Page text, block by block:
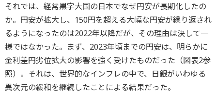
それでは、経常黒字大国の日本でなぜ円安が長期化したの
か。円安が拡大し、150円を超える大幅な円安が繰り返され
るようになったのは2022年以降だが、その理由は決して一
様ではなかった。まず、2023年頃までの円安は、明らかに
金利差円劣位拡大の影響を強く受けたものだった（図表2参
照）。それは、世界的なインフレの中で、日銀がいわゆる
異次元の緩和を継続したことによる結果だった。